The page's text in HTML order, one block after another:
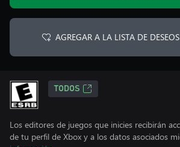
AGREGAR A LA LISTA DE DESEOS
TODOS
Los editores de juegos que inicies recibirán
de tu perfil de Xbox y a los datos asociados